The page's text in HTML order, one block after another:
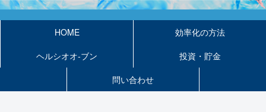
HOME
効率化の方法
ヘルシオオ-ブン
投資・貯金
問い合わせ